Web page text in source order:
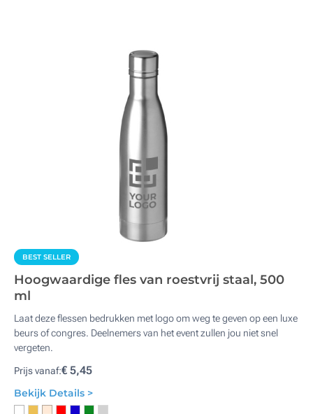
BEST SELLER
Hoogwaardige fles van roestvrij staal, 500
ml
Laat deze flessen bedrukken met logo om weg te geven op een luxe
beurs of congres. Deelnemers van het event zullen jou niet snel
vergeten.
Prijs vanaf:€ 5,45
Bekijk Details >